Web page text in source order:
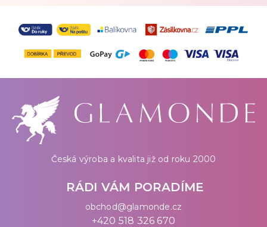
Česká výroba a kvalita již od roku 2000
RÁDI VÁM PORADÍME
obchod@glamonde.cz
+420 518 326 670